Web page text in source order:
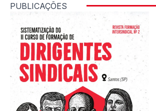
PUBLICAÇÕES